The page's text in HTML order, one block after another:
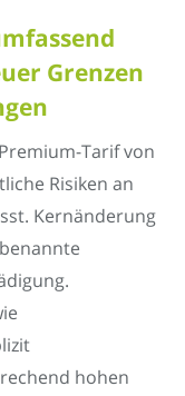
Grenzen
Tarif von
Risiken an
Kernänderung
hohen